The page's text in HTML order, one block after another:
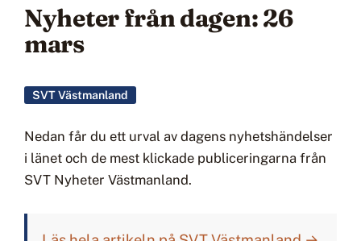
Nyheter från dagen: 26
mars
SVT Västmanland
Nedan får du ett urval av dagens nyhetshändelser
i länet och de mest klickade publiceringarna från
SVT Nyheter Västmanland.